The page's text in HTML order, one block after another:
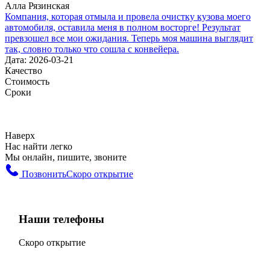
Алла Рязинская
Компания, которая отмыла и провела очистку кузова моего
автомобиля, оставила меня в полном восторге! Результат
превзошел все мои ожидания. Теперь моя машина выглядит
так, словно только что сошла с конвейера.
Дата: 2026-03-21
Качество
Стоимость
Сроки
Наверх
Нас найти легко
Мы онлайн, пишите, звоните
ПозвонитьСкоро открытие
Наши телефоны
Скоро открытие